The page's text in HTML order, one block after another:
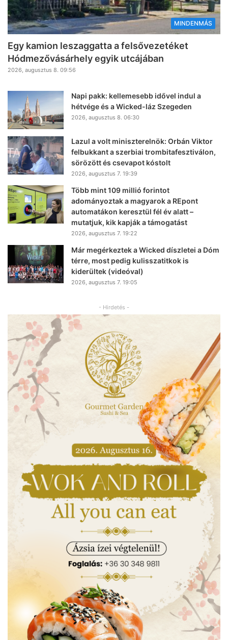
MINDENMÁS
Egy kamion leszaggatta a felsővezetéket
Hódmezővásárhely egyik utcájában
2026, augusztus 8. 09:56
Napi pakk: kellemesebb idővel indul a
hétvége és a Wicked-láz Szegeden
2026, augusztus 8. 06:30
Lazul a volt miniszterelnök: Orbán Viktor
felbukkant a szerbiai trombitafesztiválon,
sörözött és csevapot kóstolt
2026, augusztus 7. 19:39
Több mint 109 millió forintot
adományoztak a magyarok a REpont
automatákon keresztül fél év alatt –
mutatjuk, kik kapják a támogatást
2026, augusztus 7. 19:22
Már megérkeztek a Wicked díszletei a Dóm
térre, most pedig kulisszatitkok is
kiderültek (videóval)
2026, augusztus 7. 19:05
- Hirdetés -